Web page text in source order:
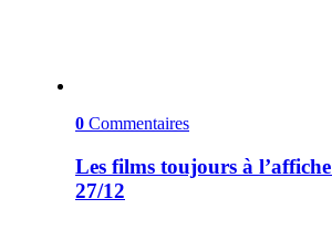
0 Commentaires
Les films toujours à
27/12